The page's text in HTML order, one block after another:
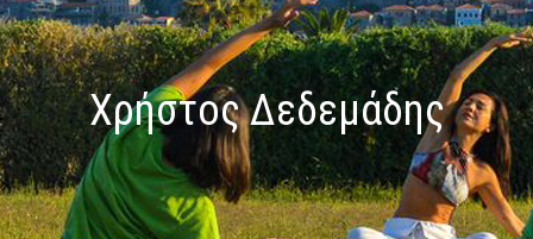
Χρήστος Δεδεμάδης